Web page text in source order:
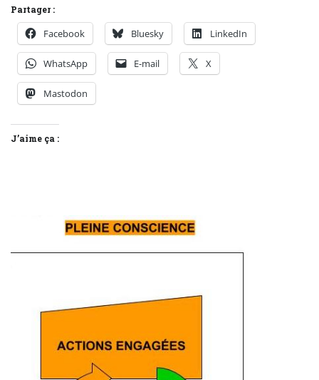
Partager :
Facebook Bluesky LinkedIn
WhatsApp E-mail X
Mastodon
J’aime ça :